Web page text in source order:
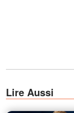
Lire Aussi